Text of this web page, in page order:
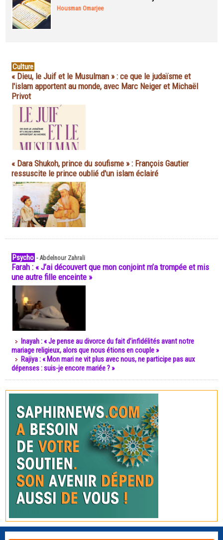
Housman Omarjee
Culture
« Dieu, le Juif et le Musulman » : ce que le judaïsme et
l'islam apportent au monde, avec Marc Neiger et Michaël
Privot
« Dara Shukoh, prince du soufisme » : François Gautier
ressuscite le prince oublié d'un islam éclairé
Psycho -Abdelnour Zahrali
Farah : « J’ai découvert que mon conjoint m’a trompée et mis
une autre fille enceinte »
Inayah : « Je pense au divorce du fait d’infidélités avant notre
mariage religieux, alors que nous étions en couple »
Rajiya : « Mon mari ne vit plus avec nous, ne participe pas aux
dépenses : suis-je encore mariée ? »